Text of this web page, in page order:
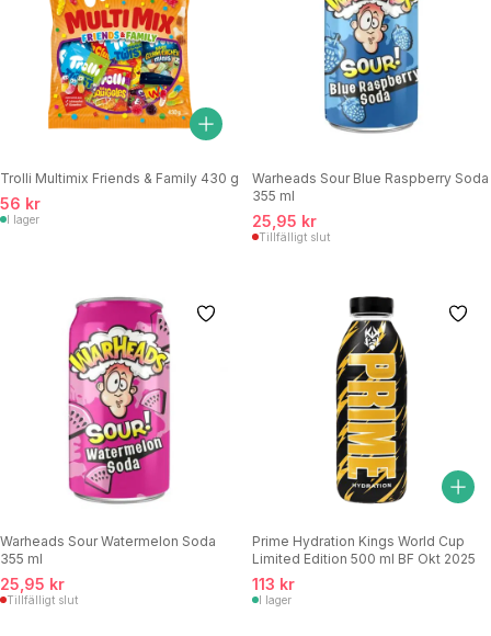
Trolli Multimix Friends & Family 430 g
56 kr
I lager
Warheads Sour Blue Raspberry Soda
355 ml
25,95 kr
Tillfälligt slut
Warheads Sour Watermelon Soda
355 ml
25,95 kr
Tillfälligt slut
Prime Hydration Kings World Cup
Limited Edition 500 ml BF Okt 2025
113 kr
I lager